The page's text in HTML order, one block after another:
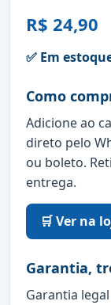
R$ 24,90
✅ Em
Como
Adicione ao
direto pelo
ou boleto.
entrega.
🛒 Ver na
Garantia,
Garantia